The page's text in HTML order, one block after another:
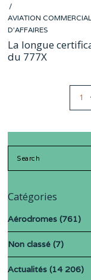
ON
AVIATION
D'AFFAIRES
La longue
du 777X
1
Catégories
Aérodromes (761)
Non classé (7)
Actualités (14 206)